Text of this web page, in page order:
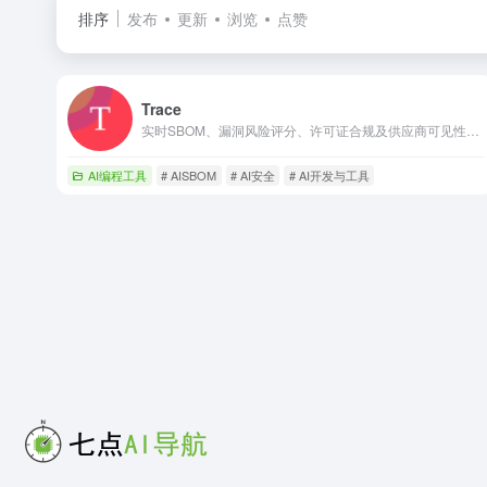
排序 发布 更新 浏览 点赞
Trace
AI编程工具 # AISBOM # AI安全 # AI开发与工具